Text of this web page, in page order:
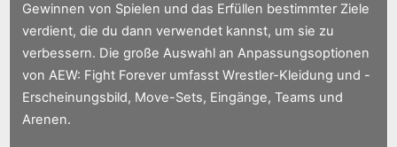
Gewinnen von Spielen und das Erfüllen bestimmter Ziele
verdient, die du dann verwendet kannst, um sie zu
verbessern. Die große Auswahl an Anpassungsoptionen
von AEW: Fight Forever umfasst Wrestler-Kleidung und -
Erscheinungsbild, Move-Sets, Eingänge, Teams und
Arenen.